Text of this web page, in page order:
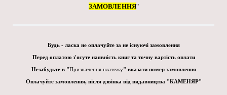
ЗАМОВЛЕННЯ"
Будь - ласка не оплачуйте за не існуючі замовлення
Перед оплатою з'ясуте наявність книг та точну вартість оплати
Незабудьте в "Призначення платежу" вказати номер замовлення
Оплачуйте замовлення, після дзвінка від видавництва "КАМЕНЯР"